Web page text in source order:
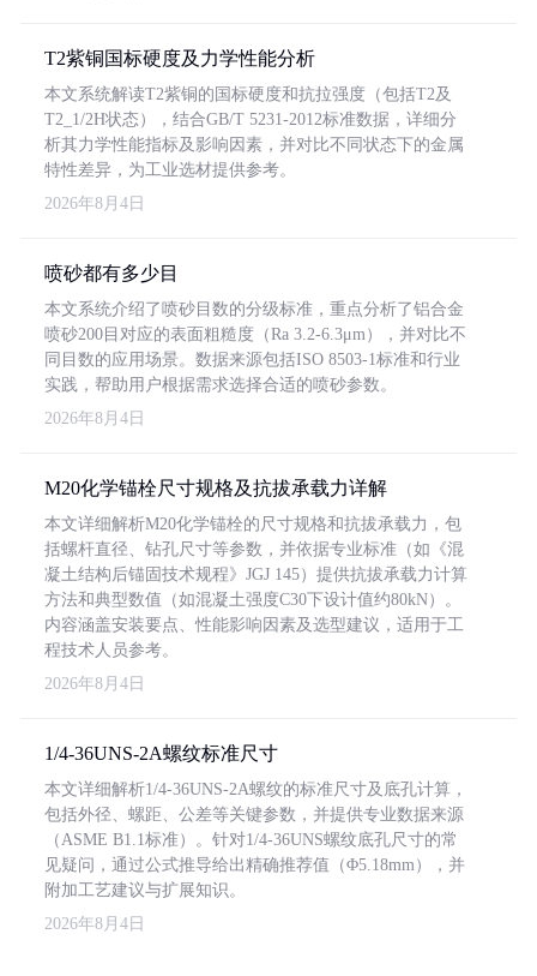
T2紫铜国标硬度及力学性能分析
本文系统解读T2紫铜的国标硬度和抗拉强度（包括T2及
T2_1/2H状态），结合GB/T 5231-2012标准数据，详细分
析其力学性能指标及影响因素，并对比不同状态下的金属
特性差异，为工业选材提供参考。
2026年8月4日
喷砂都有多少目
本文系统介绍了喷砂目数的分级标准，重点分析了铝合金
喷砂200目对应的表面粗糙度（Ra 3.2-6.3μm），并对比不
同目数的应用场景。数据来源包括ISO 8503-1标准和行业
实践，帮助用户根据需求选择合适的喷砂参数。
2026年8月4日
M20化学锚栓尺寸规格及抗拔承载力详解
本文详细解析M20化学锚栓的尺寸规格和抗拔承载力，包
括螺杆直径、钻孔尺寸等参数，并依据专业标准（如《混
凝土结构后锚固技术规程》JGJ 145）提供抗拔承载力计算
方法和典型数值（如混凝土强度C30下设计值约80kN）。
内容涵盖安装要点、性能影响因素及选型建议，适用于工
程技术人员参考。
2026年8月4日
1/4-36UNS-2A螺纹标准尺寸
本文详细解析1/4-36UNS-2A螺纹的标准尺寸及底孔计算，
包括外径、螺距、公差等关键参数，并提供专业数据来源
（ASME B1.1标准）。针对1/4-36UNS螺纹底孔尺寸的常
见疑问，通过公式推导给出精确推荐值（Φ5.18mm），并
附加工艺建议与扩展知识。
2026年8月4日